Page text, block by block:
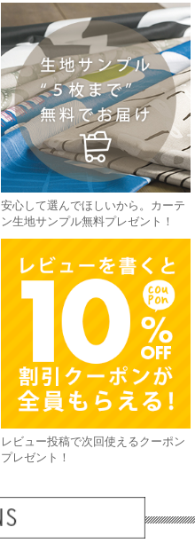
安心して選んでほしいから。カーテ
ン生地サンプル無料プレゼント！
レビュー投稿で次回使えるクーポン
プレゼント！